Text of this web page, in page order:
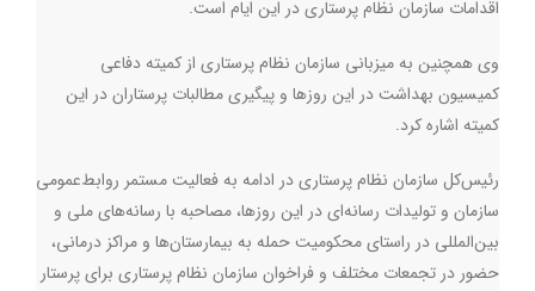
اقدامات سازمان نظام پرستاری در این ایام است.
وی همچنین به میزبانی سازمان نظام پرستاری از کمیته دفاعی
کمیسیون بهداشت در این روزها و پیگیری مطالبات پرستاران در این
کمیته اشاره کرد.
رئیس‌کل سازمان نظام پرستاری در ادامه به فعالیت مستمر روابط‌عمومی
سازمان و تولیدات رسانه‌ای در این روزها، مصاحبه با رسانه‌های ملی و
بین‌المللی در راستای محکومیت حمله به بیمارستان‌ها و مراکز درمانی،
حضور در تجمعات مختلف و فراخوان سازمان نظام پرستاری برای پرستار